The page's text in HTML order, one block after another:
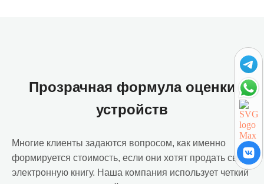
Прозрачная формула оценки
устройств
Многие клиенты задаются вопросом, как именно
формируется стоимость, если они хотят продать свою
электронную книгу. Наша компания использует четкий